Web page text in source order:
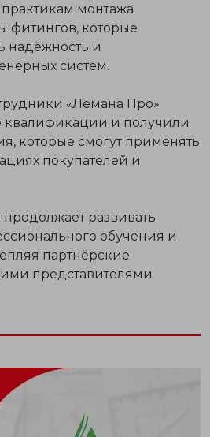
практикам монтажа
фитингов, которые
надёжность и
систем.
«Лемана Про»
и получили
которые смогут применять
покупателей и
развивать
обучения и
партнёрские
представителями